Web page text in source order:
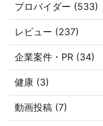
プロバイダー (533)
レビュー (237)
企業案件・PR (34)
健康 (3)
動画投稿 (7)